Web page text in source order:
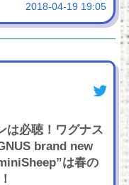
2018-04-19 19:05
は必聴！ワグナス
brand new
は春の